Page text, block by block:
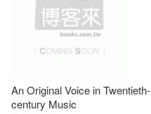
An Original Voice in Twentieth-
century Music